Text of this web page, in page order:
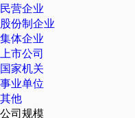
民营企业
股份制企业
集体企业
上市公司
国家机关
事业单位
其他
公司规模